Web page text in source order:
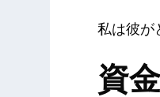
私は彼が
資